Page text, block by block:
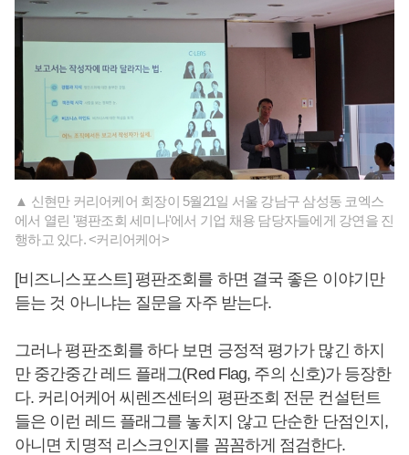
▲ 신현만 커리어케어 회장이 5월21일 서울 강남구 삼성동 코엑스
에서 열린 '평판조회 세미나'에서 기업 채용 담당자들에게 강연을 진
행하고 있다. <커리어케어>
[비즈니스포스트] 평판조회를 하면 결국 좋은 이야기만
듣는 것 아니냐는 질문을 자주 받는다.
그러나 평판조회를 하다 보면 긍정적 평가가 많긴 하지
만 중간중간 레드 플래그(Red Flag, 주의 신호)가 등장한
다. 커리어케어 씨렌즈센터의 평판조회 전문 컨설턴트
들은 이런 레드 플래그를 놓치지 않고 단순한 단점인지,
아니면 치명적 리스크인지를 꼼꼼하게 점검한다.